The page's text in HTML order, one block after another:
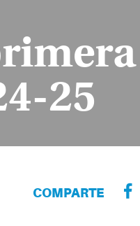
25
COMPARTE